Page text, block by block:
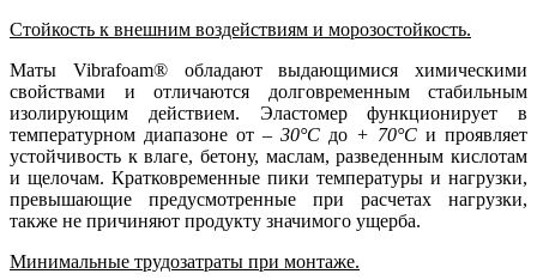
Стойкость к внешним воздействиям и морозостойкость.
Маты Vibrafoam® обладают выдающимися химическими
свойствами и отличаются долговременным стабильным
изолирующим действием. Эластомер функционирует в
температурном диапазоне от – 30°C до + 70°C и проявляет
устойчивость к влаге, бетону, маслам, разведенным кислотам
и щелочам. Кратковременные пики температуры и нагрузки,
превышающие предусмотренные при расчетах нагрузки,
также не причиняют продукту значимого ущерба.
Минимальные трудозатраты при монтаже.